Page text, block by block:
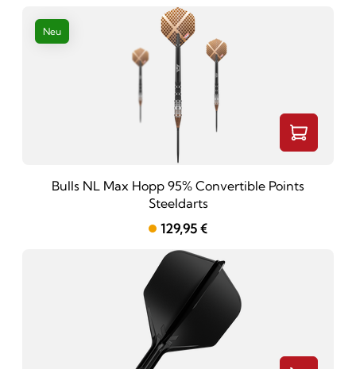
Neu
Bulls NL Max Hopp 95% Convertible Points
Steeldarts
129,95 €